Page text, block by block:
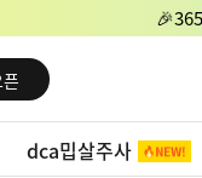
dca밉살주사